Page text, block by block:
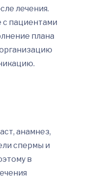
лечения.
пациентами
плана
анамнез,
спермы и
в